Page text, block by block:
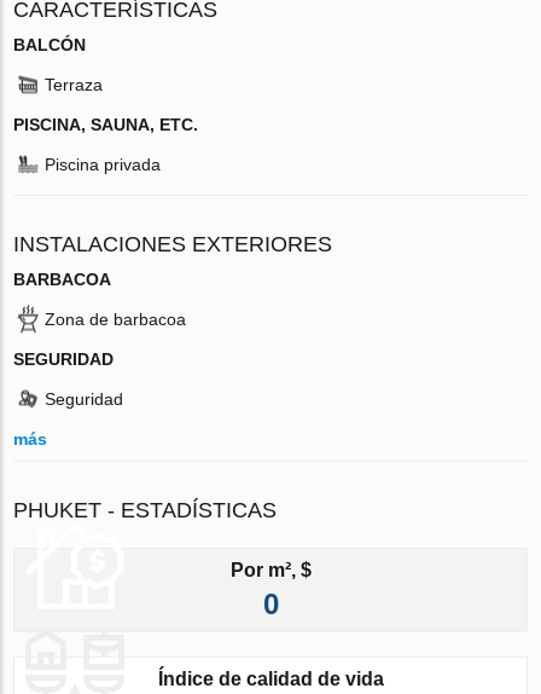
CARACTERÍSTICAS
BALCÓN
Terraza
PISCINA, SAUNA, ETC.
Piscina privada
INSTALACIONES EXTERIORES
BARBACOA
Zona de barbacoa
SEGURIDAD
Seguridad
más
PHUKET - ESTADÍSTICAS
Por m², $
0
Índice de calidad de vida